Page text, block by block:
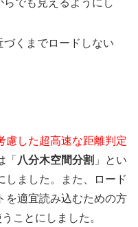
くまでロードしない
慮した超高速な距離判定
「 八分木空間分割 」とい
しました。また、ロード
を適宜読み込むための方
うことにしました。